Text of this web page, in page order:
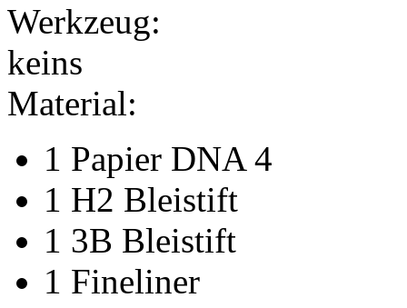
Werkzeug:
keins
Material:
1 Papier DNA 4
1 H2 Bleistift
1 3B Bleistift
1 Fineliner